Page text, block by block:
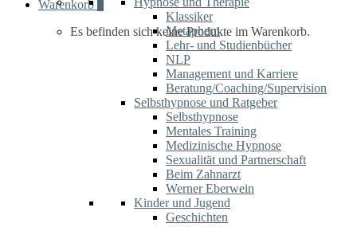
Warenkorb
Es befinden sich keine Produkte im Warenkorb.
Klassiker
Metaphern
Lehr- und Studienbücher
NLP
Management und Karriere
Beratung/Coaching/Supervision
Selbsthypnose und Ratgeber
Selbsthypnose
Mentales Training
Medizinische Hypnose
Sexualität und Partnerschaft
Beim Zahnarzt
Werner Eberwein
Kinder und Jugend
Geschichten